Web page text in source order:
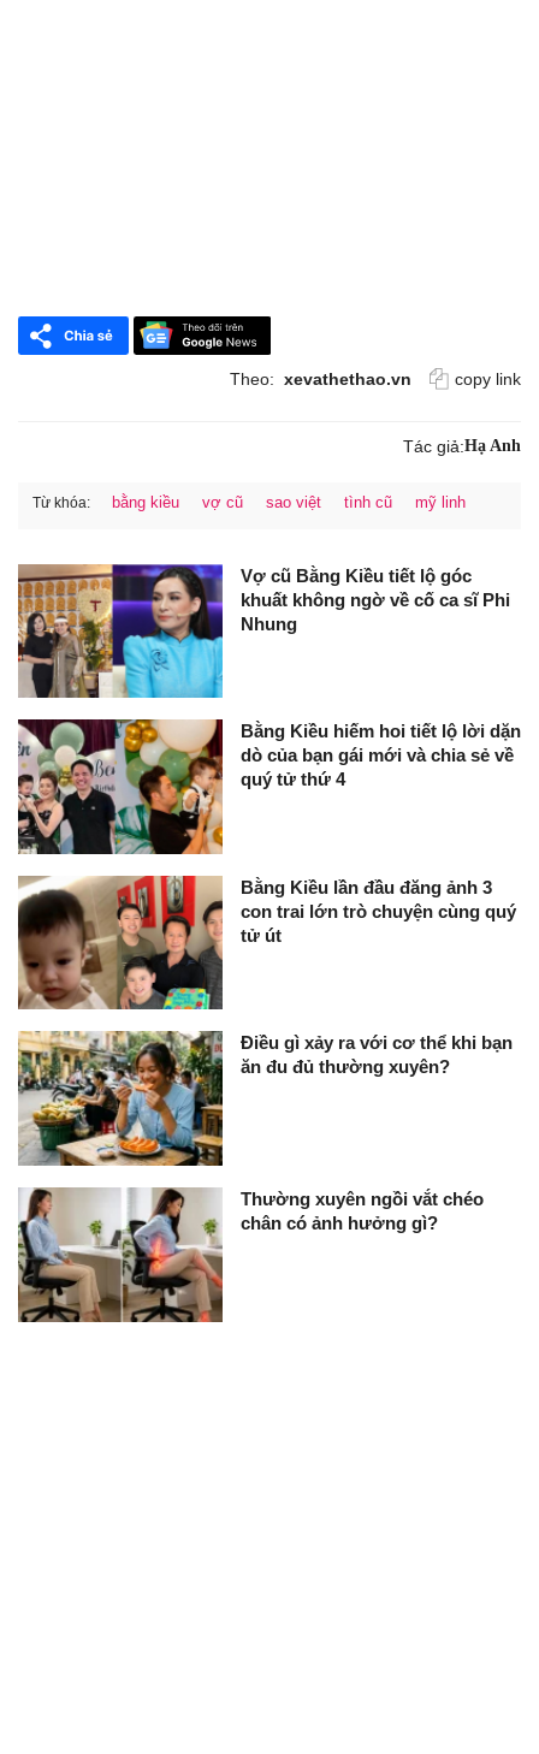
Theo: xevathethao.vn copy link
Tác giả:Hạ Anh
Từ khóa: bằng kiều vợ cũ sao việt tình cũ mỹ linh
Vợ cũ Bằng Kiều tiết lộ góc
khuất không ngờ về cố ca sĩ Phi
Nhung
Bằng Kiều hiếm hoi tiết lộ lời dặn
dò của bạn gái mới và chia sẻ về
quý tử thứ 4
Bằng Kiều lần đầu đăng ảnh 3
con trai lớn trò chuyện cùng quý
tử út
Điều gì xảy ra với cơ thể khi bạn
ăn đu đủ thường xuyên?
Thường xuyên ngồi vắt chéo
chân có ảnh hưởng gì?